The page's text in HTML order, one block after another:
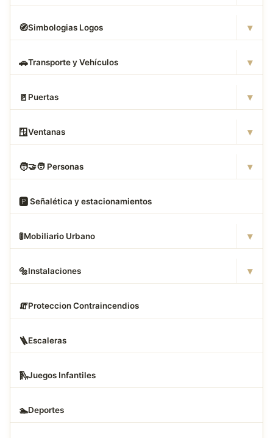
🧭Simbologias Logos ▾
🚗Transporte y Vehículos ▾
🚪 Puertas ▾
🪟Ventanas ▾
🧑‍🤝‍🧑 Personas ▾
🅿️ Señalética y estacionamientos
🚦Mobiliario Urbano ▾
🔩Instalaciones ▾
🧯Proteccion Contraincendios
🪜Escaleras
🛝Juegos Infantiles
🏊Deportes